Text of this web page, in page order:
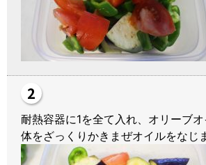
耐熱容器に1を全て入れ、オリーブ
体をざっくりかきまぜオイルをなじ